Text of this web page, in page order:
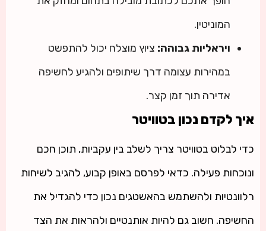
המוניטין.
ויראליות גבוהה: ציוץ מוצלח יכול להתפשט
במהירות עצומה דרך שיתופים ולהגיע לחשיפה
אדירה תוך זמן קצר.
איך לקדם נכון בטוויטר
כדי לבלוט בטוויטר צריך לשלב בין עקביות, תוכן חכם
ונוכחות פעילה. כדאי לפרסם באופן קבוע, להגיב לשיחות
רלוונטיות ולהשתמש בהאשטגים נכון כדי להגדיל את
החשיפה. חשוב גם להיות אותנטיים ולהראות את הצד